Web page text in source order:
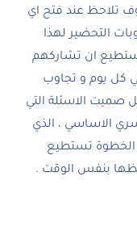
تلاحظ عند فتح اي
التحضير لهذا
ان تشاركهم
في كل يوم و تجاوب
صميت الاسئلة التي
الاساسي ، الذي
الخطوة تستطيع
بنفس الوقت .